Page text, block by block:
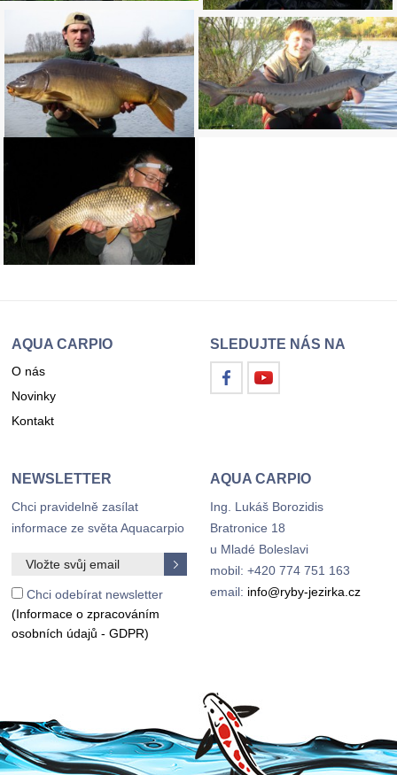
AQUA CARPIO
O nás
Novinky
Kontakt
SLEDUJTE NÁS NA
NEWSLETTER
Chci pravidelně zasílat
informace ze světa Aquacarpio
Chci odebírat newsletter
(Informace o zpracováním
osobních údajů - GDPR)
AQUA CARPIO
Ing. Lukáš Borozidis
Bratronice 18
u Mladé Boleslavi
mobil: +420 774 751 163
email: info@ryby-jezirka.cz